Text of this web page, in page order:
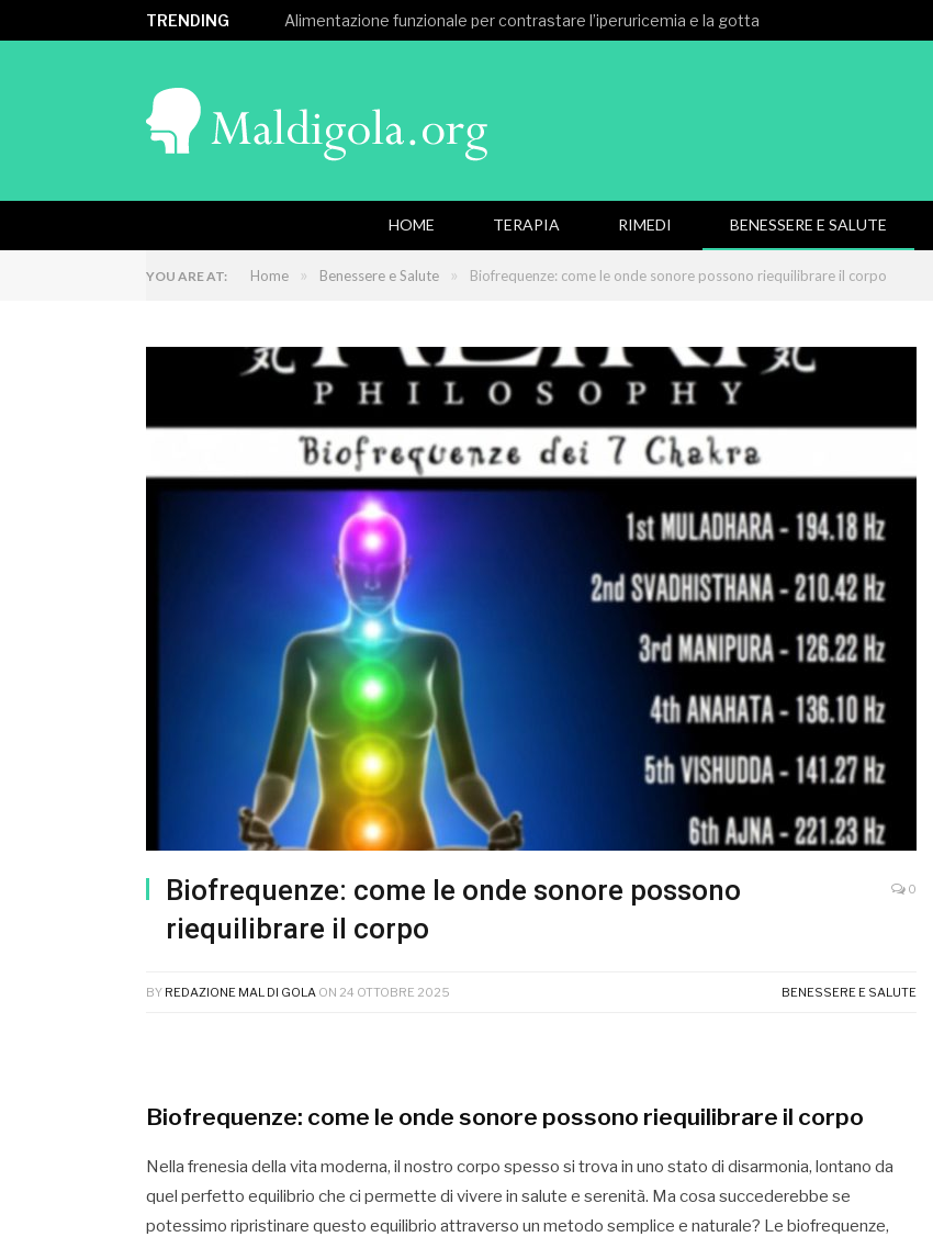
TRENDING Alimentazione funzionale per contrastare l’iperuricemia e la gotta
HOME TERAPIA RIMEDI BENESSERE E SALUTE
YOU ARE AT: Home » Benessere e Salute » Biofrequenze: come le onde sonore possono riequilibrare il corpo
Biofrequenze: come le onde sonore possono
riequilibrare il corpo
0
BY REDAZIONE MAL DI GOLA ON 24 OTTOBRE 2025 BENESSERE E SALUTE
Biofrequenze: come le onde sonore possono riequilibrare il corpo
Nella frenesia della vita moderna, il nostro corpo spesso si trova in uno stato di disarmonia, lontano da
quel perfetto equilibrio che ci permette di vivere in salute e serenità. Ma cosa succederebbe se
potessimo ripristinare questo equilibrio attraverso un metodo semplice e naturale? Le biofrequenze,